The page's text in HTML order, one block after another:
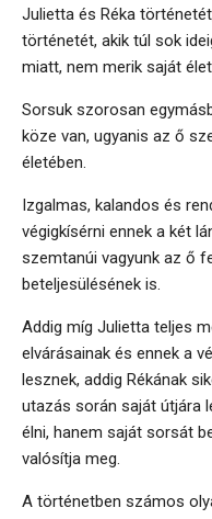
Julietta és Réka
történetét, akik túl sok
miatt, nem merik saját
Sorsuk szorosan
köze van, ugyanis az ő
életében.
Izgalmas, kalandos és
végigkísérni ennek a két
szemtanúi vagyunk az ő
beteljesülésének is.
Addig míg Julietta teljes
elvárásainak és ennek a
lesznek, addig Rékának
utazás során saját útjára
élni, hanem saját sorsát
valósítja meg.
A történetben számos